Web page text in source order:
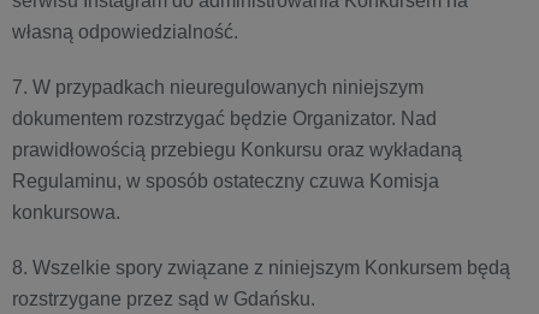
własną odpowiedzialność.
7. W przypadkach nieuregulowanych niniejszym
dokumentem rozstrzygać będzie Organizator. Nad
prawidłowością przebiegu Konkursu oraz wykładaną
Regulaminu, w sposób ostateczny czuwa Komisja
konkursowa.
8. Wszelkie spory związane z niniejszym Konkursem będą
rozstrzygane przez sąd w Gdańsku.